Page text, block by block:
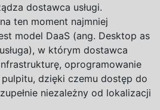
dostawca usługi.
ten moment najmniej
model DaaS (ang. Desktop as
w którym dostawca
oprogramowanie
dzięki czemu dostęp do
niezależny od lokalizacji